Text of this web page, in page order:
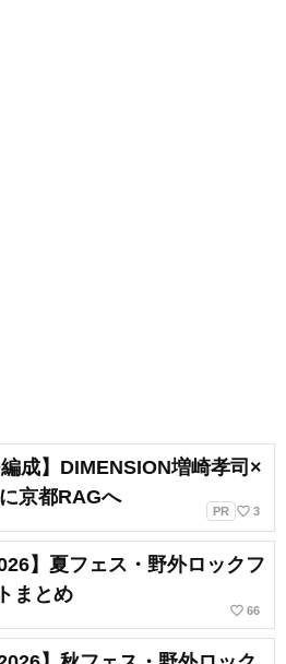
成】DIMENSION増崎孝司×
京都RAGへ
PR favorite_border 3
】夏フェス・野外ロックフ
まとめ
favorite_border 66